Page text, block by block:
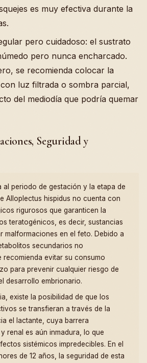
es muy efectiva durante la
pero cuidadoso: el sustrato
pero nunca encharcado.
se recomienda colocar la
luz filtrada o sombra parcial,
del mediodía que podría quemar
Seguridad y
al periodo de gestación y la etapa de
Alloplectus hispidus no cuenta con
rigurosos que garanticen la
teratogénicos, es decir, sustancias
malformaciones en el feto. Debido a
secundarios no
recomienda evitar su consumo
para prevenir cualquier riesgo de
desarrollo embrionario.
existe la posibilidad de que los
se transfieran a través de la
el lactante, cuya barrera
renal es aún inmadura, lo que
sistémicos impredecibles. En el
de 12 años, la seguridad de esta